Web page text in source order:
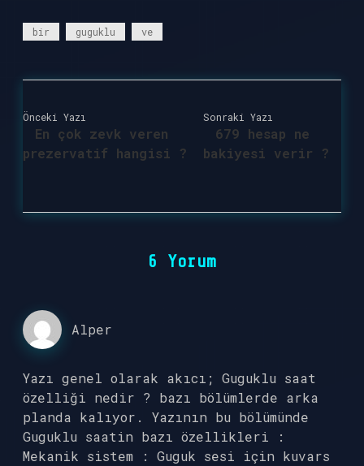
bir guguklu ve
Önceki Yazı
En çok zevk veren
prezervatif hangisi ?
Sonraki Yazı
679 hesap ne
bakiyesi verir ?
6 Yorum
Alper
Yazı genel olarak akıcı; Guguklu saat
özelliği nedir ? bazı bölümlerde arka
planda kalıyor. Yazının bu bölümünde
Guguklu saatin bazı özellikleri :
Mekanik sistem : Guguk sesi için kuvars